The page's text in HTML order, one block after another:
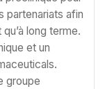
partenariats afin
long terme.
et un
groupe